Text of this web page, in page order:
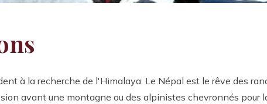
à la recherche de l'Himalaya. Le Népal est le rêve des
avant une montagne ou des alpinistes chevronnés pour